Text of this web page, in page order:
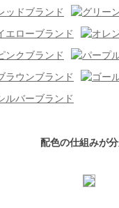
配色の仕組みが